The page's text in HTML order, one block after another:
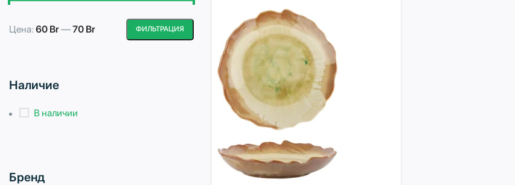
Минимальная
Максимальная
ФИЛЬТРАЦИЯ
Цена: 60 Br—70 Br
Наличие
В наличии
Бренд